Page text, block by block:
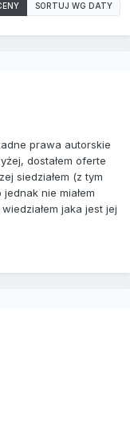
SORTUJ WG DATY
prawa autorskie
dostałem oferte
siedziałem (z tym
nie miałem
jaka jest jej